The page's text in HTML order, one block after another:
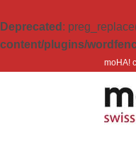
Deprecated :
content/plugins/
moHA!